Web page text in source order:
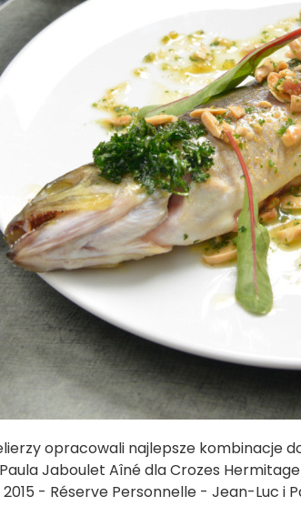
opracowali najlepsze kombinacje
Jaboulet Aîné dla Crozes
2015 - Réserve Personnelle - Jean-Luc